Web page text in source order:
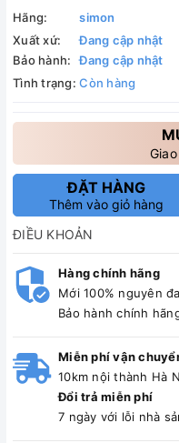
Hãng:
simon
Xuất xứ:
Đang cập nhật
Bảo hành:
Đang cập nhật
Tình trạng: Còn hàng
ĐẶT HÀNG
Thêm vào giỏ hàng
ĐIỀU KHOẢN
Hàng chính hãng
Mới 100% nguyên
Bảo hành chính
Miễn phí vận
10km nội thành Hà
Đổi trả miễn phí
7 ngày với lỗi nhà